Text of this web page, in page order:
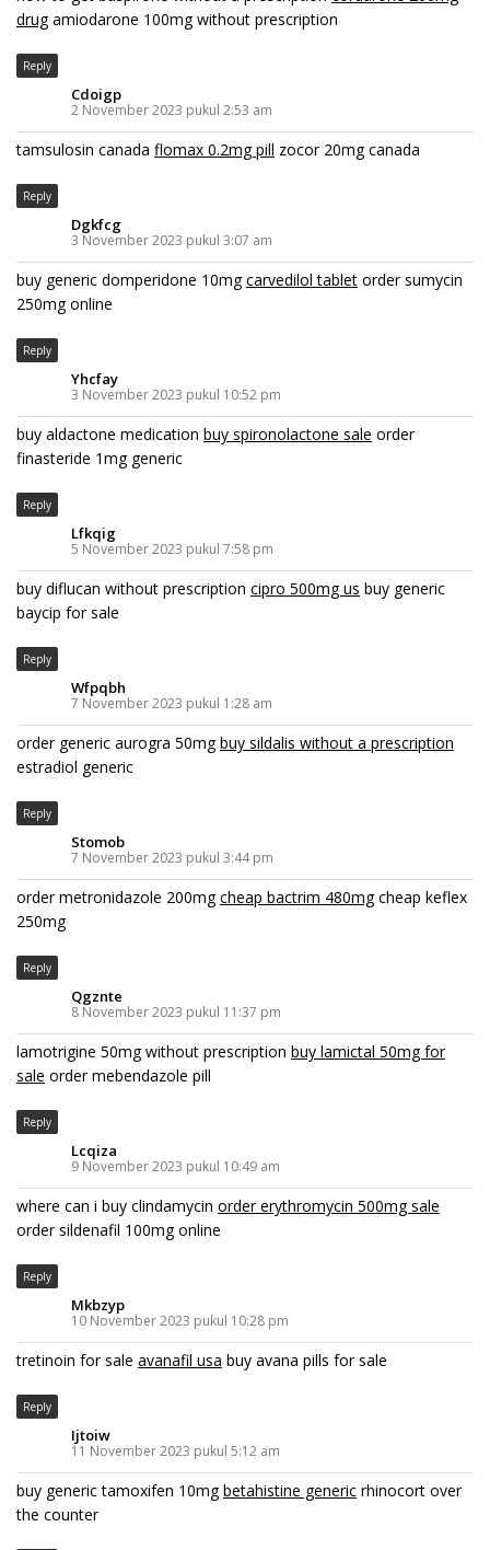
drugamiodarone 100mg without prescription
Reply
Cdoigp
2 November 2023 pukul 2:53 am
tamsulosin canada flomax 0.2mg pill zocor 20mg canada
Reply
Dgkfcg
3 November 2023 pukul 3:07 am
buy generic domperidone 10mgcarvedilol tablet order sumycin
250mg online
Reply
Yhcfay
3 November 2023 pukul 10:52 pm
buy aldactone medication buy spironolactone sale order
finasteride 1mg generic
Reply
Lfkqig
5 November 2023 pukul 7:58 pm
buy diflucan without prescription cipro 500mg us buy generic
baycip for sale
Reply
Wfpqbh
7 November 2023 pukul 1:28 am
order generic aurogra 50mgbuy sildalis without a prescription
estradiol generic
Reply
Stomob
7 November 2023 pukul 3:44 pm
order metronidazole 200mgcheap bactrim 480mgcheap keflex
250mg
Reply
Qgznte
8 November 2023 pukul 11:37 pm
lamotrigine 50mg without prescription buy lamictal 50mg for
sale order mebendazole pill
Reply
Lcqiza
9 November 2023 pukul 10:49 am
where can i buy clindamycin order erythromycin 500mg sale
order sildenafil 100mg online
Reply
Mkbzyp
10 November 2023 pukul 10:28 pm
tretinoin for sale avanafil usa buy avana pills for sale
Reply
Ijtoiw
11 November 2023 pukul 5:12 am
buy generic tamoxifen 10mgbetahistine generic rhinocort over
the counter